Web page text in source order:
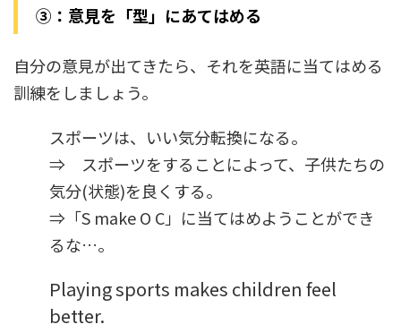
③：意見を「型」にあてはめる
自分の意見が出てきたら、それを英語に当てはめる
訓練をしましょう。
スポーツは、いい気分転換になる。
⇒ スポーツをすることによって、子供たちの
気分(状態)を良くする。
⇒「S make O C」に当てはめようことができ
るな…。
Playing sports makes children feel
better.